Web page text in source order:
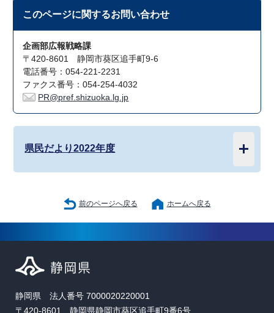
このページに関するお問い合わせ
企画部広報戦略課
〒420-8601 静岡市葵区追手町9-6
電話番号：054-221-2231
ファクス番号：054-254-4032
PR@pref.shizuoka.lg.jp
県民だより2022年度
前のページへ戻る ホームへ戻る
静岡県 法人番号 7000020220001
〒420-8601 静岡県静岡市葵区追手町9番6号